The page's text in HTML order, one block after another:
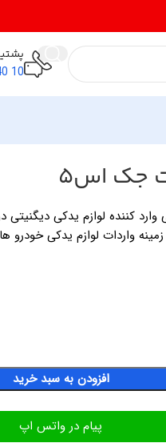
10 40 94 33 021
جک اس5
زمینه واردات لوازم یدکی خودرو
افزودن به سبد خرید
پیام در واتس اپ